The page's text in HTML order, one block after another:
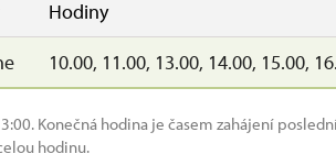
Hodiny
10.00, 11.00, 13.00, 14.00, 15.00,
Konečná hodina je časem zahájení
hodinu.